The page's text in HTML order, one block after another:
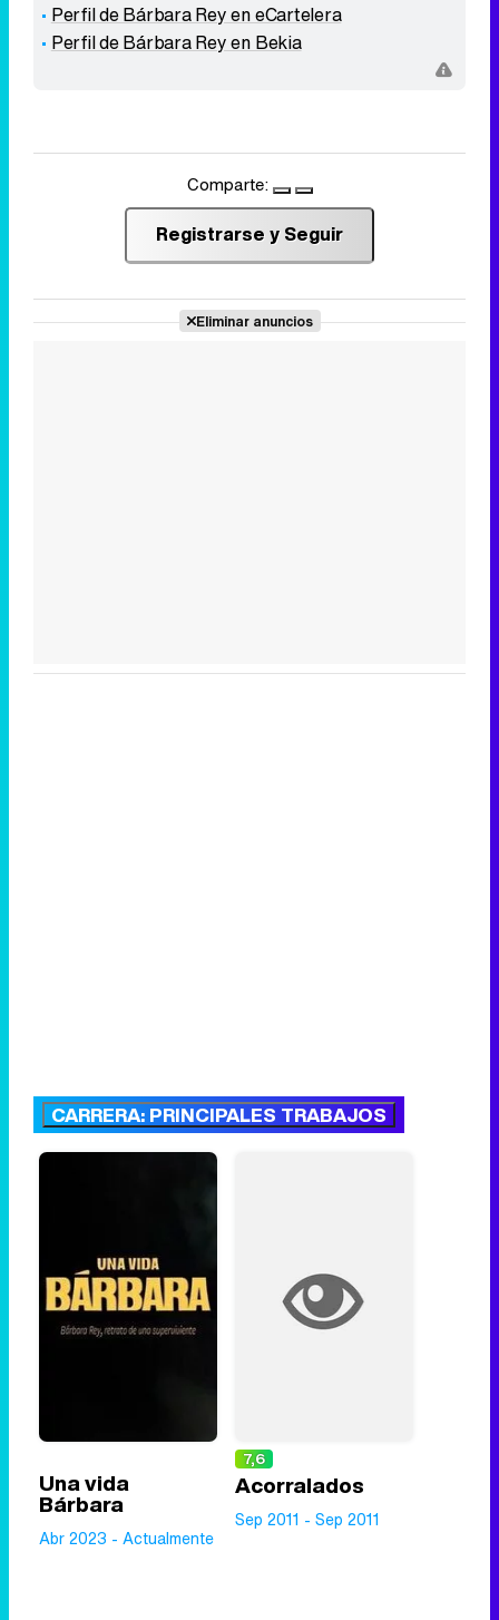
Perfil de Bárbara Rey en eCartelera
Perfil de Bárbara Rey en Bekia
Comparte:
Registrarse y Seguir
Eliminar anuncios
CARRERA: PRINCIPALES TRABAJOS
Una vida
Bárbara
Abr 2023 - Actualmente
7,6
Acorralados
Sep 2011 - Sep 2011